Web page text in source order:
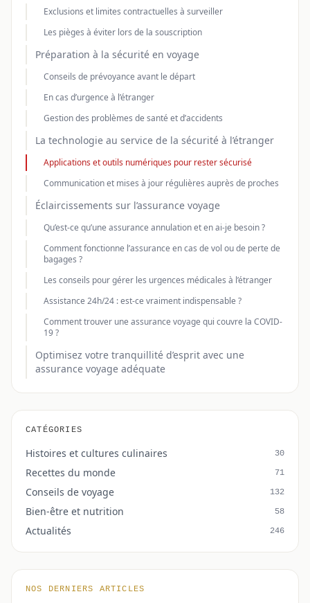
Exclusions et limites contractuelles à surveiller
Les pièges à éviter lors de la souscription
Préparation à la sécurité en voyage
Conseils de prévoyance avant le départ
En cas d’urgence à l’étranger
Gestion des problèmes de santé et d’accidents
La technologie au service de la sécurité à l’étranger
Applications et outils numériques pour rester sécurisé
Communication et mises à jour régulières auprès de proches
Éclaircissements sur l’assurance voyage
Qu’est-ce qu’une assurance annulation et en ai-je besoin ?
Comment fonctionne l’assurance en cas de vol ou de perte de
bagages ?
Les conseils pour gérer les urgences médicales à l’étranger
Assistance 24h/24 : est-ce vraiment indispensable ?
Comment trouver une assurance voyage qui couvre la COVID-
19 ?
Optimisez votre tranquillité d’esprit avec une
assurance voyage adéquate
CATÉGORIES
Histoires et cultures culinaires 30
Recettes du monde 71
Conseils de voyage 132
Bien-être et nutrition 58
Actualités 246
NOS DERNIERS ARTICLES